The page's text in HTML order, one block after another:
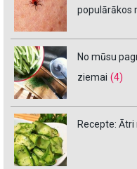
populārākos
No mūsu
ziemai (4)
Recepte: